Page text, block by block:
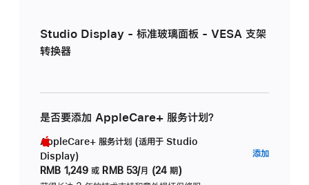
Studio Display - 标准玻璃面板 - VESA 支架
转换器
是否要添加 AppleCare+ 服务计划？
AppleCare+ 服务计划 (适用于 Studio
Display)
RMB 1,249 或 RMB 53/月 (24 期)
添加